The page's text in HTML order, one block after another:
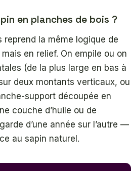
en planches de bois ?
reprend la même logique de
en relief. On empile ou on
(de la plus large en bas à
deux montants verticaux, ou
support découpée en
couche d’huile ou de
d’une année sur l’autre —
au sapin naturel.